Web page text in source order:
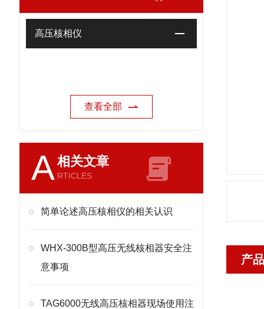
高压核相仪
查看全部
A相关文章
RTICLES
简单论述高压核相仪的相关认识
WHX-300B型高压无线核相器安全注
意事项
TAG6000无线高压核相器现场使用注
产